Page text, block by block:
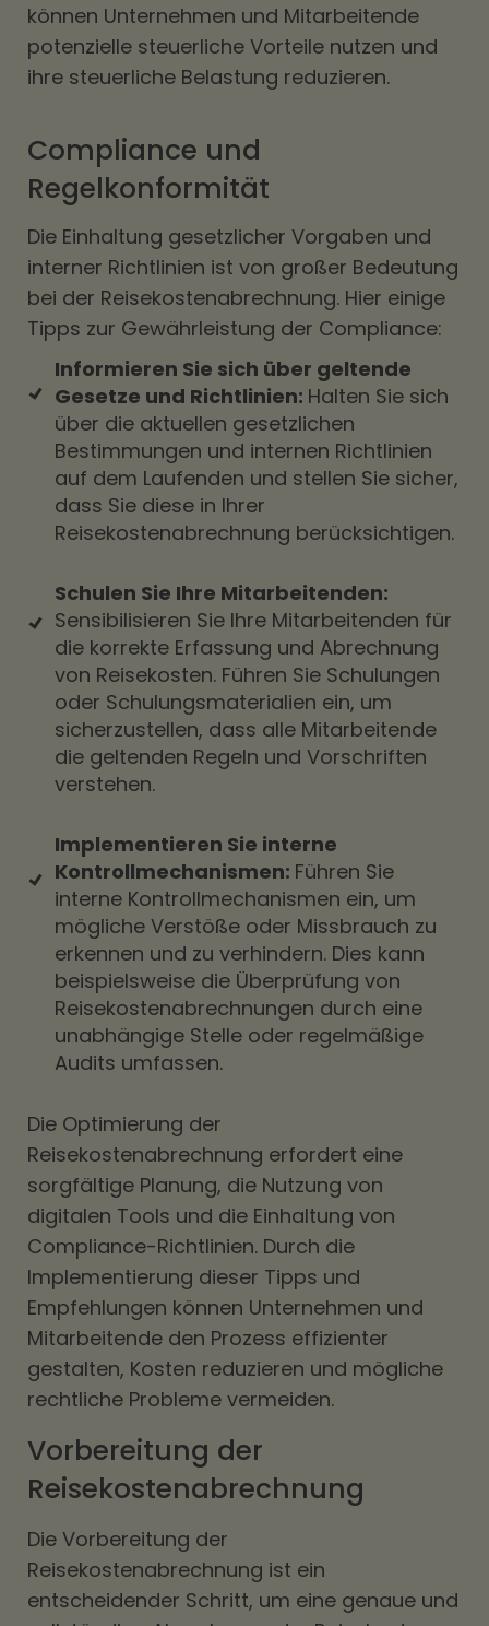
können Unternehmen und Mitarbeitende
potenzielle steuerliche Vorteile nutzen und
ihre steuerliche Belastung reduzieren.
Compliance und
Regelkonformität
Die Einhaltung gesetzlicher Vorgaben und
interner Richtlinien ist von großer Bedeutung
bei der Reisekostenabrechnung. Hier einige
Tipps zur Gewährleistung der Compliance:
Informieren Sie sich über geltende
Gesetze und Richtlinien: Halten Sie sich
über die aktuellen gesetzlichen
Bestimmungen und internen Richtlinien
auf dem Laufenden und stellen Sie sicher,
dass Sie diese in Ihrer
Reisekostenabrechnung berücksichtigen.
Schulen Sie Ihre Mitarbeitenden:
Sensibilisieren Sie Ihre Mitarbeitenden für
die korrekte Erfassung und Abrechnung
von Reisekosten. Führen Sie Schulungen
oder Schulungsmaterialien ein, um
sicherzustellen, dass alle Mitarbeitende
die geltenden Regeln und Vorschriften
verstehen.
Implementieren Sie interne
Kontrollmechanismen: Führen Sie
interne Kontrollmechanismen ein, um
mögliche Verstöße oder Missbrauch zu
erkennen und zu verhindern. Dies kann
beispielsweise die Überprüfung von
Reisekostenabrechnungen durch eine
unabhängige Stelle oder regelmäßige
Audits umfassen.
Die Optimierung der
Reisekostenabrechnung erfordert eine
sorgfältige Planung, die Nutzung von
digitalen Tools und die Einhaltung von
Compliance-Richtlinien. Durch die
Implementierung dieser Tipps und
Empfehlungen können Unternehmen und
Mitarbeitende den Prozess effizienter
gestalten, Kosten reduzieren und mögliche
rechtliche Probleme vermeiden.
Vorbereitung der
Reisekostenabrechnung
Die Vorbereitung der
Reisekostenabrechnung ist ein
entscheidender Schritt, um eine genaue und